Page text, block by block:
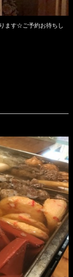
ます☆ご予約お待ちし